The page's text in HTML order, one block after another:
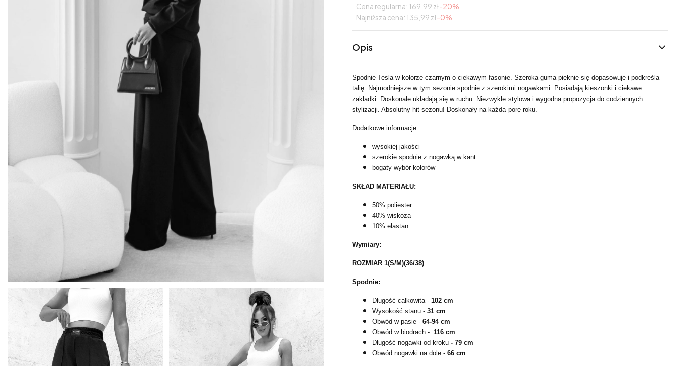
Cena regularna:169,99 zł-20%
Najniższa cena:135,99 zł-0%
Opis
Spodnie Tesla w kolorze czarnym o ciekawym fasonie. Szeroka guma pięknie się dopasowuje i podkreśla
talię. Najmodniejsze w tym sezonie spodnie z szerokimi nogawkami. Posiadają kieszonki i ciekawe
zakładki. Doskonale układają się w ruchu. Niezwykle stylowa i wygodna propozycja do codziennych
stylizacji. Absolutny hit sezonu! Doskonały na każdą porę roku.
Dodatkowe informacje:
wysokiej jakości
szerokie spodnie z nogawką w kant
bogaty wybór kolorów
SKŁAD MATERIAŁU:
50% poliester
40% wiskoza
10% elastan
Wymiary:
ROZMIAR 1(S/M)(36/38)
Spodnie:
Długość całkowita - 102 cm
Wysokość stanu - 31 cm
Obwód w pasie - 64-94 cm
Obwód w biodrach - 116 cm
Długość nogawki od kroku - 79 cm
Obwód nogawki na dole - 66 cm